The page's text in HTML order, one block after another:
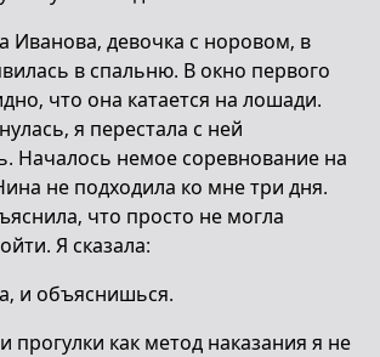
девочка с норовом, в
в спальню. В окно первого
что она катается на лошади.
я перестала с ней
Началось немое соревнование на
не подходила ко мне три дня.
что просто не могла
Я сказала:
и объяснишься.
как метод наказания я не